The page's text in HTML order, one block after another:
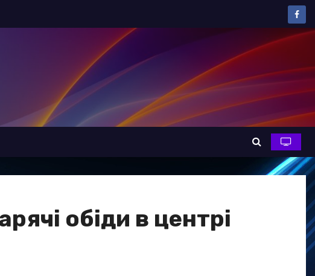
обіди в центрі